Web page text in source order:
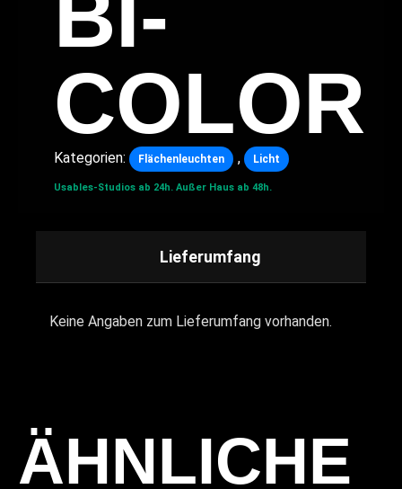
COLOR
Kategorien: Flächenleuchten , Licht
Usables-Studios ab 24h. Außer Haus ab 48h.
Lieferumfang
Keine Angaben zum Lieferumfang vorhanden.
ÄHNLICHE